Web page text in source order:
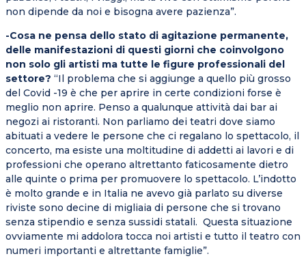
non dipende da noi e bisogna avere pazienza”.
-Cosa ne pensa dello stato di agitazione permanente,
delle manifestazioni di questi giorni che coinvolgono
non solo gli artisti ma tutte le figure professionali del
settore? “Il problema che si aggiunge a quello più grosso
del Covid -19 è che per aprire in certe condizioni forse è
meglio non aprire. Penso a qualunque attività dai bar ai
negozi ai ristoranti. Non parliamo dei teatri dove siamo
abituati a vedere le persone che ci regalano lo spettacolo, il
concerto, ma esiste una moltitudine di addetti ai lavori e di
professioni che operano altrettanto faticosamente dietro
alle quinte o prima per promuovere lo spettacolo. L’indotto
è molto grande e in Italia ne avevo già parlato su diverse
riviste sono decine di migliaia di persone che si trovano
senza stipendio e senza sussidi statali. Questa situazione
ovviamente mi addolora tocca noi artisti e tutto il teatro con
numeri importanti e altrettante famiglie”.